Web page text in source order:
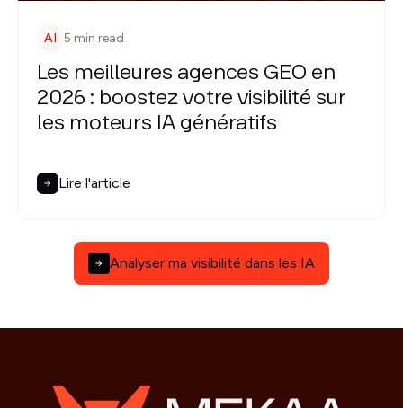
AI 5 min read
Les meilleures agences GEO en
2026 : boostez votre visibilité sur
les moteurs IA génératifs
Lire l'article
Analyser ma visibilité dans les IA